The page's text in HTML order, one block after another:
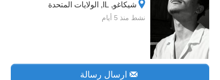
شيكاغو, IL, الولايات المتحدة
نشط منذ 5 أيام
ارسال رسالة